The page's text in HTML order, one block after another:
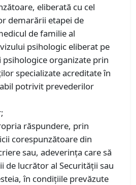
eliberată cu cel
demarării etapei de
de familie al
psihologic eliberat pe
psihologice organizate prin
specializate acreditate în
potrivit prevederilor
răspundere, prin
corespunzătoare din
sau, adeverinţa care să
de lucrător al Securităţii sau
în condițiile prevăzute